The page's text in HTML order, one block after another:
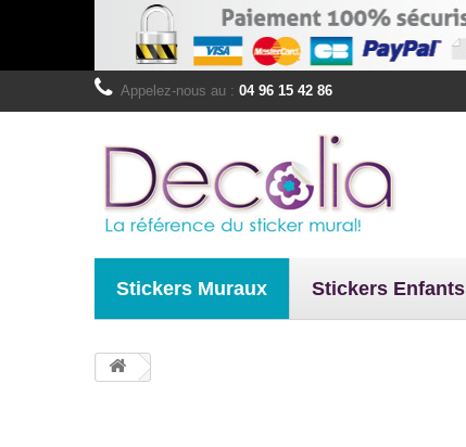
Appelez-nous au : 04 96 15 42 86
Stickers Muraux Stickers Enfants